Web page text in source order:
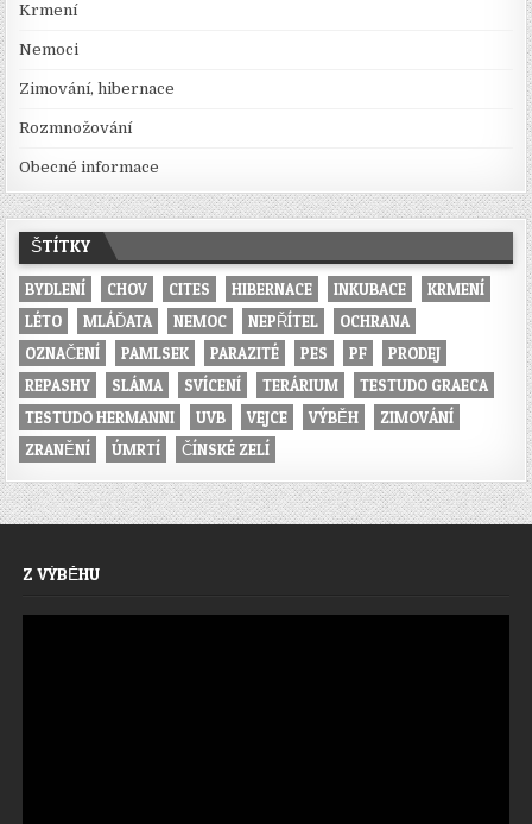
Krmení
Nemoci
Zimování, hibernace
Rozmnožování
Obecné informace
ŠTÍTKY
BYDLENÍ CHOV CITES HIBERNACE INKUBACE
KRMENÍ
LÉTO
MLÁĎATA NEMOC NEPŘÍTEL
OCHRANA
OZNAČENÍ
PAMLSEK PARAZITÉ PES PF
PRODEJ
REPASHY
SLÁMA SVÍCENÍ TERÁRIUM
TESTUDO GRAECA
TESTUDO HERMANNI
UVB VEJCE VÝBĚH
ZIMOVÁNÍ
ZRANĚNÍ
ÚMRTÍ ČÍNSKÉ ZELÍ
Z VÝBĚHU